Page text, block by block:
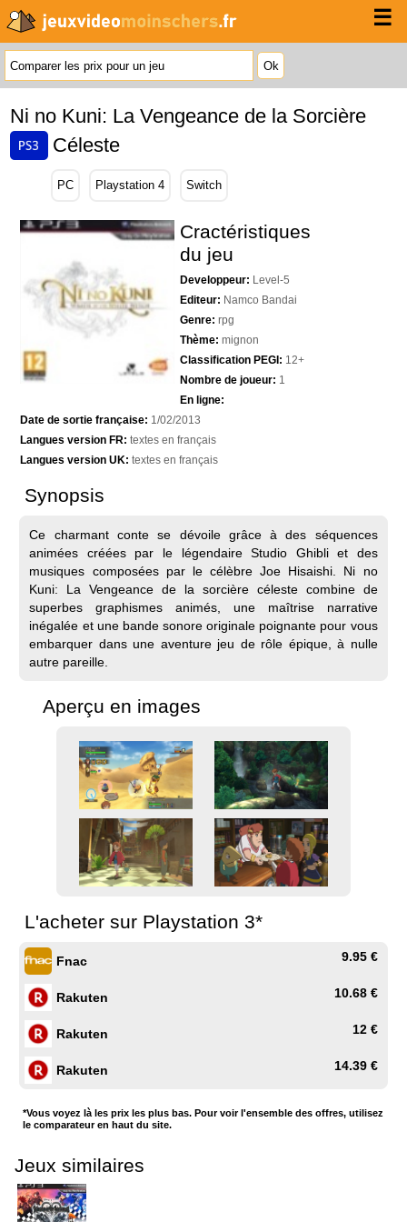
☰
Ni no Kuni: La Vengeance de la Sorcière
Céleste
PC Playstation 4 Switch
Cractéristiques
du jeu
Developpeur: Level-5
Editeur: Namco Bandai
Genre: rpg
Thème: mignon
Classification PEGI: 12+
Nombre de joueur: 1
En ligne:
Date de sortie française: 1/02/2013
Langues version FR: textes en français
Langues version UK: textes en français
Synopsis
Ce charmant conte se dévoile grâce à des séquences
animées créées par le légendaire Studio Ghibli et des
musiques composées par le célèbre Joe Hisaishi. Ni no
Kuni: La Vengeance de la sorcière céleste combine de
superbes graphismes animés, une maîtrise narrative
inégalée et une bande sonore originale poignante pour vous
embarquer dans une aventure jeu de rôle épique, à nulle
autre pareille.
Aperçu en images
L'acheter sur Playstation 3*
Fnac 9.95 €
Rakuten 10.68 €
Rakuten 12 €
Rakuten 14.39 €
*Vous voyez là les prix les plus bas. Pour voir l'ensemble des offres, utilisez
le comparateur en haut du site.
Jeux similaires